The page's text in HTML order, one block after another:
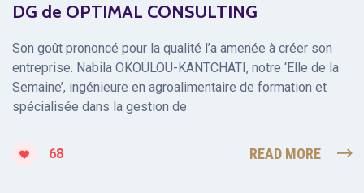
DG de OPTIMAL CONSULTING
Son goût prononcé pour la qualité l’a amenée à créer son
entreprise. Nabila OKOULOU-KANTCHATI, notre ‘Elle de la
Semaine’, ingénieure en agroalimentaire de formation et
spécialisée dans la gestion de
68 READ MORE